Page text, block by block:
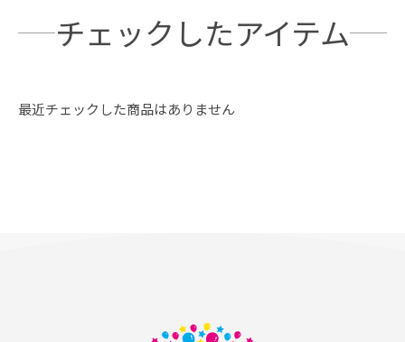
チェックしたアイテム
最近チェックした商品はありません